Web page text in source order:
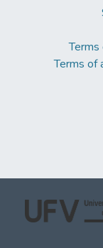
Terms of